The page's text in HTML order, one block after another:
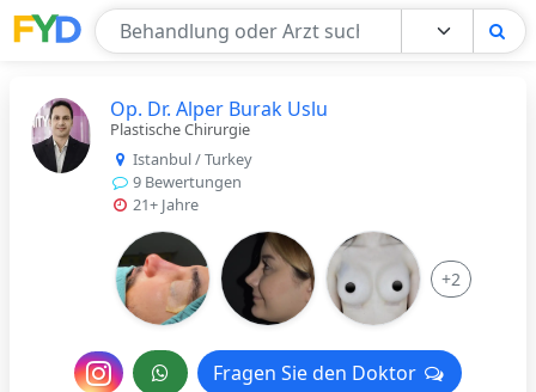
Find Your Doctor
Op. Dr. Alper Burak Uslu
Plastische Chirurgie
Istanbul / Turkey
9 Bewertungen
21+ Jahre
+2
NachrichtFragen Sie den Doktor
Fragen Sie den Doktor